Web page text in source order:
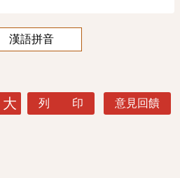
漢語拼音
大 列 印 意見回饋